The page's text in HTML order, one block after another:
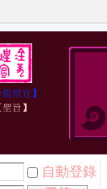
自動登錄